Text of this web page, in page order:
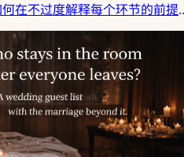
在不过度解释每个环节的前提
晰框架。